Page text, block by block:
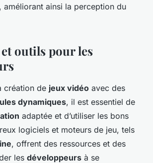
améliorant ainsi la perception du
outils pour les
création de jeux vidéo avec des
dynamiques, il est essentiel de
adaptée et d’utiliser les bons
logiciels et moteurs de jeu, tels
, offrent des ressources et des
les développeurs à se